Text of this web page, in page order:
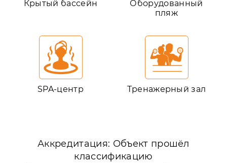
Крытый бассейн
Оборудованный
пляж
SPA-центр Тренажерный зал
Аккредитация: Объект прошёл
классификацию